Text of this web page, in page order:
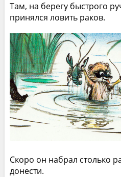
Там, на берегу быстрого
принялся ловить раков.
Скоро он набрал столько
донести.